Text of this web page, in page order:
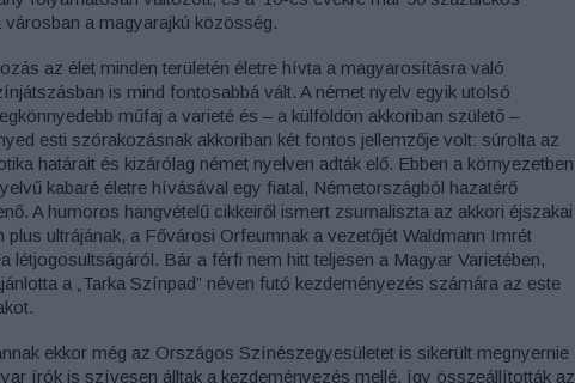
városban a magyarajkú közösség.
az élet minden területén életre hívta a magyarosításra való
is mind fontosabbá vált. A német nyelv egyik utolsó
műfaj a varieté és – a külföldön akkoriban születő –
esti szórakozásnak akkoriban két fontos jellemzője volt: súrolta az
határait és kizárólag német nyelven adták elő. Ebben a környezetben
kabaré életre hívásával egy fiatal, Németországból hazatérő
A humoros hangvételű cikkeiről ismert zsurnaliszta az akkori éjszakai
ultrájának, a Fővárosi Orfeumnak a vezetőjét Waldmann Imrét
létjogosultságáról. Bár a férfi nem hitt teljesen a Magyar Varietében,
a „Tarka Színpad” néven futó kezdeményezés számára az este
ekkor még az Országos Színészegyesületet is sikerült megnyernie
írók is szívesen álltak a kezdeményezés mellé, így összeállították az